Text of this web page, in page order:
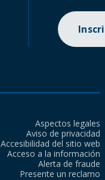
Aspectos legales
Aviso de privacidad
Accesibilidad del sitio web
Acceso a la información
Alerta de fraude
Presente un reclamo